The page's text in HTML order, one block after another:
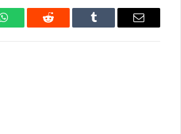
WhatsAppReddit Tumblr
Correo